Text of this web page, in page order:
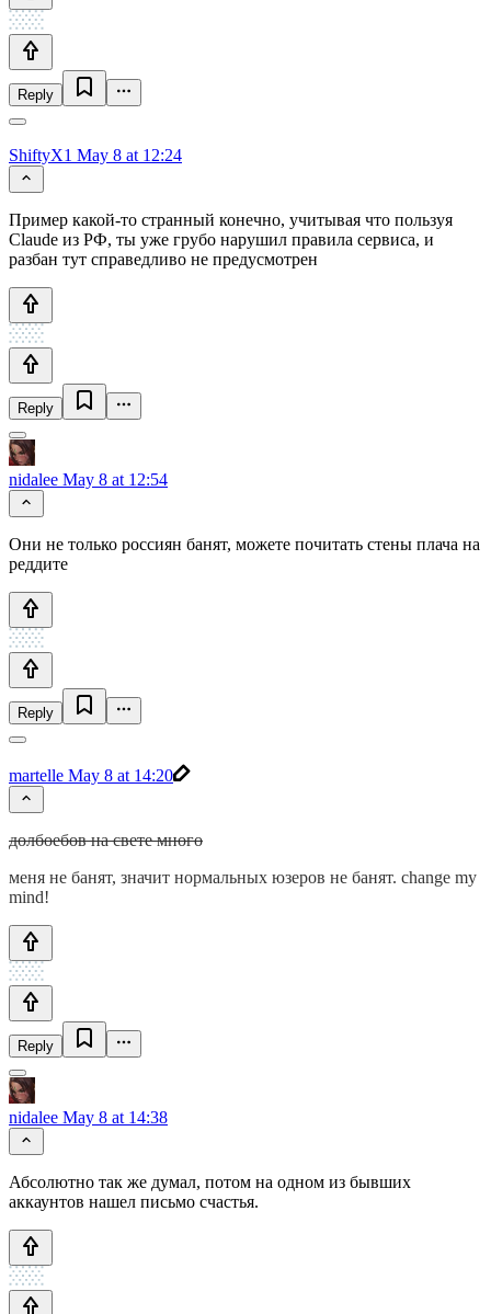
Reply
ShiftyX1 May 8 at 12:24
Пример какой-то странный конечно, учитывая что пользуя
Claude из РФ, ты уже грубо нарушил правила сервиса, и
разбан тут справедливо не предусмотрен
Reply
nidalee May 8 at 12:54
Они не только россиян банят, можете почитать стены плача на
реддите
Reply
martelle May 8 at 14:20
долбоебов на свете много
меня не банят, значит нормальных юзеров не банят. change my
mind!
Reply
nidalee May 8 at 14:38
Абсолютно так же думал, потом на одном из бывших
аккаунтов нашел письмо счастья.